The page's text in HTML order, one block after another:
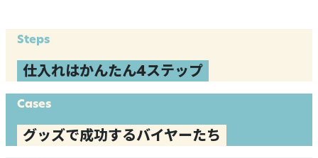
Steps
仕入れはかんたん4ステップ
Cases
グッズで成功するバイヤーたち